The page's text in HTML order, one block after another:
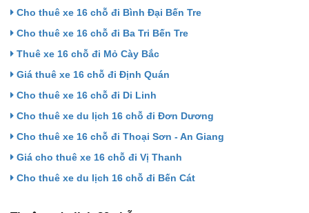
Cho thuê xe 16 chỗ đi Bình Đại Bến Tre
Cho thuê xe 16 chỗ đi Ba Tri Bến Tre
Thuê xe 16 chỗ đi Mỏ Cày Bắc
Giá thuê xe 16 chỗ đi Định Quán
Cho thuê xe 16 chỗ đi Di Linh
Cho thuê xe du lịch 16 chỗ đi Đơn Dương
Cho thuê xe 16 chỗ đi Thoại Sơn - An Giang
Giá cho thuê xe 16 chỗ đi Vị Thanh
Cho thuê xe du lịch 16 chỗ đi Bến Cát